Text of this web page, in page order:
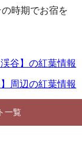
時期でお宿を
谷】の紅葉情報
周辺の紅葉情報
一覧